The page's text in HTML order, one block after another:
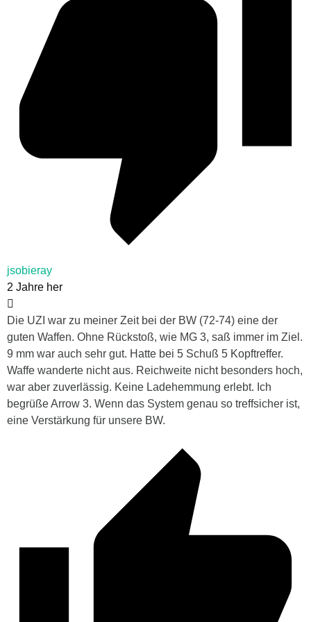
jsobieray
2 Jahre her
Die UZI war zu meiner Zeit bei der BW (72-74) eine der
guten Waffen. Ohne Rückstoß, wie MG 3, saß immer im Ziel.
9 mm war auch sehr gut. Hatte bei 5 Schuß 5 Kopftreffer.
Waffe wanderte nicht aus. Reichweite nicht besonders hoch,
war aber zuverlässig. Keine Ladehemmung erlebt. Ich
begrüße Arrow 3. Wenn das System genau so treffsicher ist,
eine Verstärkung für unsere BW.